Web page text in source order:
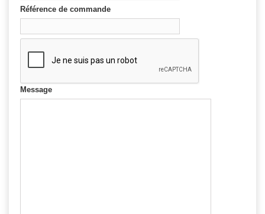
Référence de commande
Message